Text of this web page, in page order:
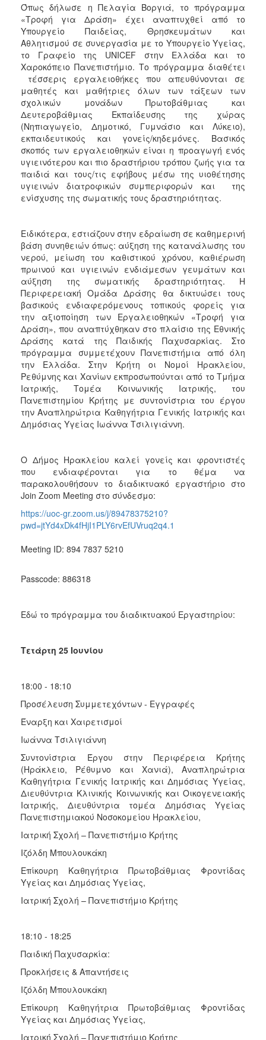
Όπως δήλωσε η Πελαγία Βοργιά, το πρόγραμμα
«Τροφή για Δράση» έχει αναπτυχθεί από το
Υπουργείο Παιδείας, Θρησκευμάτων και
Αθλητισμού σε συνεργασία με το Υπουργείο Υγείας,
το Γραφείο της UNICEF στην Ελλάδα και το
Χαροκόπειο Πανεπιστήμιο. Το πρόγραμμα διαθέτει
τέσσερις εργαλειοθήκες που απευθύνονται σε
μαθητές και μαθήτριες όλων των τάξεων των
σχολικών μονάδων Πρωτοβάθμιας και
Δευτεροβάθμιας Εκπαίδευσης της χώρας
(Νηπιαγωγείο, Δημοτικό, Γυμνάσιο και Λύκειο),
εκπαιδευτικούς και γονείς/κηδεμόνες. Βασικός
σκοπός των εργαλειοθηκών είναι η προαγωγή ενός
υγιεινότερου και πιο δραστήριου τρόπου ζωής για τα
παιδιά και τους/τις εφήβους μέσω της υιοθέτησης
υγιεινών διατροφικών συμπεριφορών και της
ενίσχυσης της σωματικής τους δραστηριότητας.
Ειδικότερα, εστιάζουν στην εδραίωση σε καθημερινή
βάση συνηθειών όπως: αύξηση της κατανάλωσης του
νερού, μείωση του καθιστικού χρόνου, καθιέρωση
πρωινού και υγιεινών ενδιάμεσων γευμάτων και
αύξηση της σωματικής δραστηριότητας. Η
Περιφερειακή Ομάδα Δράσης θα δικτυώσει τους
βασικούς ενδιαφερόμενους τοπικούς φορείς για
την αξιοποίηση των Εργαλειοθηκών «Τροφή για
Δράση», που αναπτύχθηκαν στο πλαίσιο της Εθνικής
Δράσης κατά της Παιδικής Παχυσαρκίας. Στο
πρόγραμμα συμμετέχουν Πανεπιστήμια από όλη
την Ελλάδα. Στην Κρήτη οι Νομοί Ηρακλείου,
Ρεθύμνης και Χανίων εκπροσωπούνται από το Τμήμα
Ιατρικής, Τομέα Κοινωνικής Ιατρικής, του
Πανεπιστημίου Κρήτης με συντονίστρια του έργου
την Αναπληρώτρια Καθηγήτρια Γενικής Ιατρικής και
Δημόσιας Υγείας Ιωάννα Τσιλιγιάννη.
O Δήμος Ηρακλείου καλεί γονείς και φροντιστές
που ενδιαφέρονται για το θέμα να
παρακολουθήσουν το διαδικτυακό εργαστήριο στο
Join Zoom Meeting στο σύνδεσμο:
https://uoc-gr.zoom.us/j/89478375210?
pwd=jtYd4xDk4fHjI1PLY6rvEfUVruq2q4.1
Meeting ID: 894 7837 5210
Passcode: 886318
Εδώ το πρόγραμμα του διαδικτυακού Εργαστηρίου:
Τετάρτη 25 Ιουνίου
18:00 - 18:10
Προσέλευση Συμμετεχόντων - Εγγραφές
Έναρξη και Χαιρετισμοί
Ιωάννα Τσιλιγιάννη
Συντονίστρια Έργου στην Περιφέρεια Κρήτης
(Ηράκλειο, Ρέθυμνο και Χανιά), Αναπληρώτρια
Καθηγήτρια Γενικής Ιατρικής και Δημόσιας Υγείας,
Διευθύντρια Κλινικής Κοινωνικής και Οικογενειακής
Ιατρικής, Διευθύντρια τομέα Δημόσιας Υγείας
Πανεπιστημιακού Νοσοκομείου Ηρακλείου,
Ιατρική Σχολή – Πανεπιστήμιο Κρήτης
Ιζόλδη Μπουλουκάκη
Επίκουρη Καθηγήτρια Πρωτοβάθμιας Φροντίδας
Υγείας και Δημόσιας Υγείας,
Ιατρική Σχολή – Πανεπιστήμιο Κρήτης
18:10 - 18:25
Παιδική Παχυσαρκία:
Προκλήσεις & Απαντήσεις
Ιζόλδη Μπουλουκάκη
Επίκουρη Καθηγήτρια Πρωτοβάθμιας Φροντίδας
Υγείας και Δημόσιας Υγείας,
Ιατρική Σχολή – Πανεπιστήμιο Κρήτης